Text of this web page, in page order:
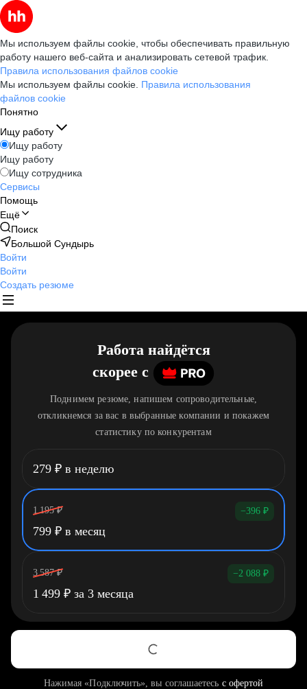
Мы используем файлы cookie, чтобы обеспечивать правильную
работу нашего веб-сайта и анализировать сетевой трафик.
Правила использования файлов cookie
Мы используем файлы cookie. Правила использования
файлов cookie
Понятно
Ищу работу
Ищу работу
Ищу работу
Ищу сотрудника
Сервисы
Помощь
Ещё
Поиск
Большой Сундырь
Войти
Войти
Создать резюме
Работа найдётся
скорее c
Поднимем резюме, напишем сопроводительные,
откликнемся за вас в выбранные компании и покажем
статистику по конкурентам
279 ₽ в неделю
1 195 ₽ −396 ₽
799 ₽ в месяц
3 587 ₽ −2 088 ₽
1 499 ₽ за 3 месяца
Нажимая «Подключить», вы соглашаетесь с офертой